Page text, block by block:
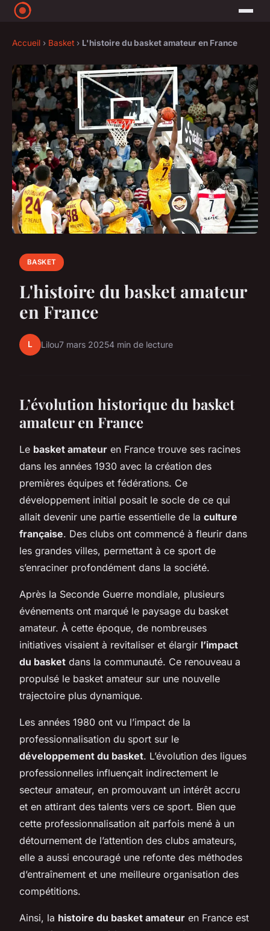
Accueil › Basket › L'histoire du basket amateur en France
BASKET
L'histoire du basket amateur
en France
L Lilou7 mars 20254 min de lecture
L’évolution historique du basket
amateur en France
Le basket amateur en France trouve ses racines
dans les années 1930 avec la création des
premières équipes et fédérations. Ce
développement initial posait le socle de ce qui
allait devenir une partie essentielle de la culture
française. Des clubs ont commencé à fleurir dans
les grandes villes, permettant à ce sport de
s’enraciner profondément dans la société.
Après la Seconde Guerre mondiale, plusieurs
événements ont marqué le paysage du basket
amateur. À cette époque, de nombreuses
initiatives visaient à revitaliser et élargir l’impact
du basket dans la communauté. Ce renouveau a
propulsé le basket amateur sur une nouvelle
trajectoire plus dynamique.
Les années 1980 ont vu l’impact de la
professionnalisation du sport sur le
développement du basket. L’évolution des ligues
professionnelles influençait indirectement le
secteur amateur, en promouvant un intérêt accru
et en attirant des talents vers ce sport. Bien que
cette professionnalisation ait parfois mené à un
détournement de l’attention des clubs amateurs,
elle a aussi encouragé une refonte des méthodes
d’entraînement et une meilleure organisation des
compétitions.
Ainsi, la histoire du basket amateur en France est